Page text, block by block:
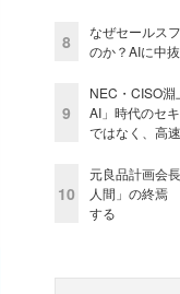
8
なぜセールス
のか？AIに中
9
NEC・CISO
AI」時代のセ
ではなく、高
10
元良品計画会
人間」の終焉
する